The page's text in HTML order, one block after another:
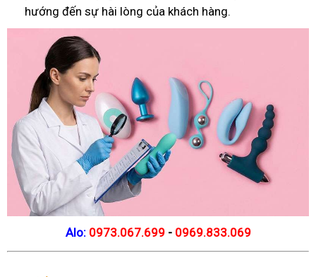
hướng đến sự hài lòng của khách hàng.
Alo: 0973.067.699 - 0969.833.069